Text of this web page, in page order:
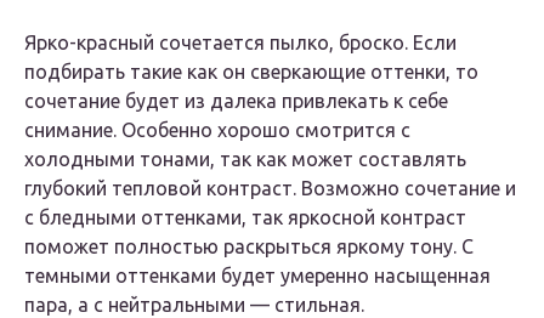
Ярко-красный сочетается пылко, броско. Если
подбирать такие как он сверкающие оттенки, то
сочетание будет из далека привлекать к себе
снимание. Особенно хорошо смотрится с
холодными тонами, так как может составлять
глубокий тепловой контраст. Возможно сочетание и
с бледными оттенками, так яркосной контраст
поможет полностью раскрыться яркому тону. С
темными оттенками будет умеренно насыщенная
пара, а с нейтральными — стильная.